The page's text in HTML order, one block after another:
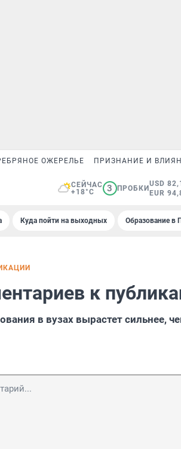
ОЖЕРЕЛЬЕ ПРИЗНАНИЕ И
СЕЙЧАС
+18°C
3 ПРОБКИ
USD
EUR
Куда пойти на выходных Образование в
к
в вузах вырастет сильнее,